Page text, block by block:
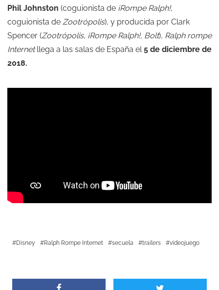
Phil Johnston (coguionista de ¡Rompe Ralph!,
coguionista de Zootrópolis), y producida por Clark
Spencer (Zootrópolis, ¡Rompe Ralph!, Bolt), Ralph rompe
Internetllega a las salas de España el5 de diciembre de
2018.
Disney Ralph Rompe Internet secuela trailers videojuego